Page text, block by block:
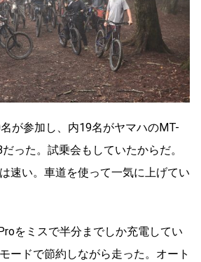
が参加し、内19名がヤマハのMT-
った。試乗会もしていたからだ。
速い。車道を使って一気に上げてい
をミスで半分までしか充電してい
ードで節約しながら走った。オート